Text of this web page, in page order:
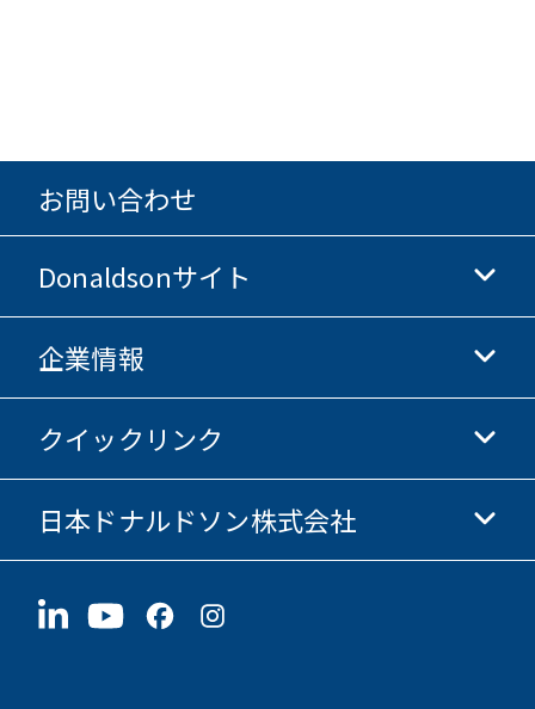
お問い合わせ
Donaldsonサイト
Donaldsonライフサイエンス
Donaldsonオンラインストア
企業情報
企業情報
倫理・コンプライアンス
採用情報
クイックリンク
投資家情報
サプライヤー情報
サステナビリティ
日本ドナルドソン株式会社
〒190-0022